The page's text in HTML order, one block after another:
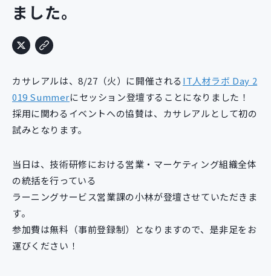
システム構築支援
研修サービス
カスタマイズコース 教材購入
新規開発サービス
導入事例
イベント・セミナー
ニュース
採用情報
ました。
カサレアルは、8/27（火）に開催されるIT人材ラボ Day 2
019 Summerにセッション登壇することになりました！
採用に関わるイベントへの協賛は、カサレアルとして初の
試みとなります。
当日は、技術研修における営業・マーケティング組織全体
の統括を行っている
ラーニングサービス営業課の小林が登壇させていただきま
す。
参加費は無料（事前登録制）となりますので、是非足をお
運びください！